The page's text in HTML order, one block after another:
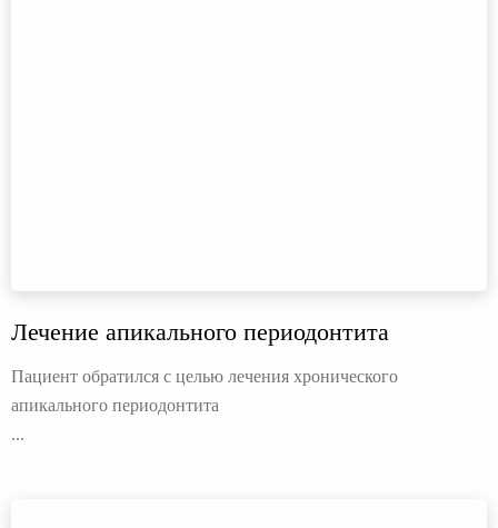
Лечение апикального периодонтита
Пациент обратился с целью лечения хронического
апикального периодонтита
...